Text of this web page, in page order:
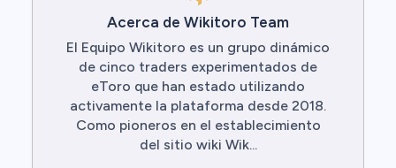
Acerca de Wikitoro Team
El Equipo Wikitoro es un grupo dinámico
de cinco traders experimentados de
eToro que han estado utilizando
activamente la plataforma desde 2018.
Como pioneros en el establecimiento
del sitio wiki Wik...